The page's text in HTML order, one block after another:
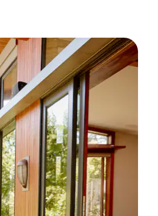
da ih istražujte dodirom ili prevlačenjem.